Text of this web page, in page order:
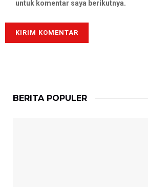
untuk komentar saya berikutnya.
BERITA POPULER